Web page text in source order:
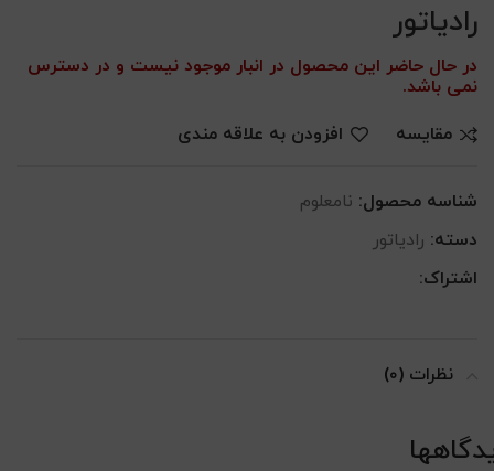
رادیاتور
در حال حاضر این محصول در انبار موجود نیست و در دسترس
نمی باشد.
مقایسه
افزودن به علاقه مندی
شناسه محصول: نامعلوم
دسته: رادیاتور
اشتراک:
نظرات (۰)